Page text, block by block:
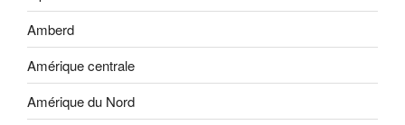
Amberd
Amérique centrale
Amérique du Nord